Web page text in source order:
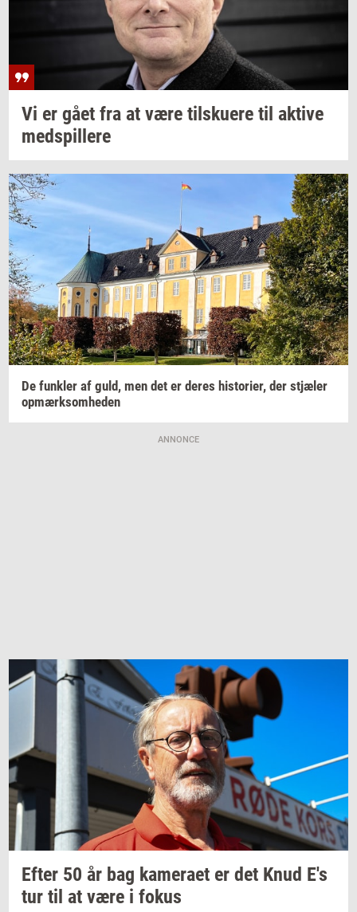
Vi er gået fra at være til­sku­e­re til ak­ti­ve
med­spil­le­re
De funk­ler af guld, men det er deres hi­sto­ri­er, der stjæ­ler
op­mærk­som­he­den
ANNONCE
Efter 50 år bag ka­me­ra­et er det Knud E's
tur til at være i fokus